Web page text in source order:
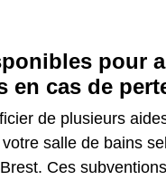
pour
en cas de
de plusieurs
votre salle de bains
Ces